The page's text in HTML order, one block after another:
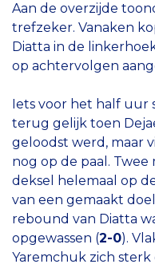
Aan de overzijde
trefzeker. Vanaken
Diatta in de
op achtervolgen
Iets voor het half uur
terug gelijk toen
geloodst werd, maar
nog op de paal.
deksel helemaal op
van een gemaakt
rebound van Diatta
opgewassen (2-0).
Yaremchuk zich sterk